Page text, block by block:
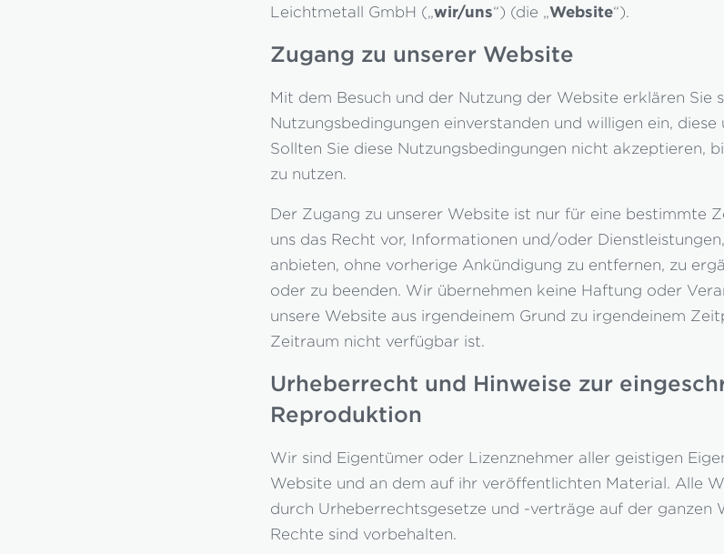
Leichtmetall GmbH („wir/uns“) (die „Website“).
Zugang zu unserer Website
Mit dem Besuch und der Nutzung der Website erklären Sie
Nutzungsbedingungen einverstanden und willigen ein,
Sollten Sie diese Nutzungsbedingungen nicht akzeptieren,
zu nutzen.
Der Zugang zu unserer Website ist nur für eine bestimmte
uns das Recht vor, Informationen und/oder
anbieten, ohne vorherige Ankündigung zu entfernen, zu
oder zu beenden. Wir übernehmen keine Haftung oder
unsere Website aus irgendeinem Grund zu irgendeinem
Zeitraum nicht verfügbar ist.
Urheberrecht und Hinweise zur
Reproduktion
Wir sind Eigentümer oder Lizenznehmer aller geistigen
Website und an dem auf ihr veröffentlichten Material. Alle
durch Urheberrechtsgesetze und -verträge auf der ganzen
Rechte sind vorbehalten.